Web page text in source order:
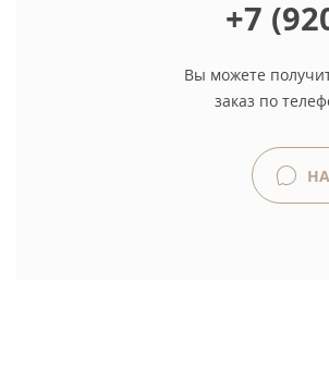
+7
Вы можете
заказ по